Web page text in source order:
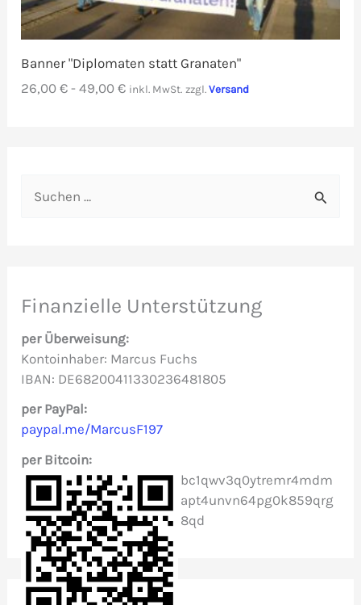
Banner "Diplomaten statt Granaten"
26,00€ -49,00€ inkl. MwSt. zzgl.Versand
e
n
a
c
h
:
Finanzielle Unterstützung
per Überweisung:
Kontoinhaber: Marcus Fuchs
IBAN: DE68200411330236481805
per PayPal:
paypal.me/MarcusF197
per Bitcoin:
bc1qwv3q0ytremr4mdm
apt4unvn64pg0k859qrg
8qd